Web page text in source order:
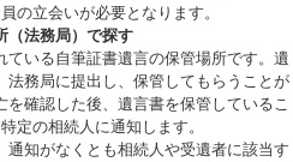
の立会いが必要となります。
（法務局）で探す
いる自筆証書遺言の保管場所です。遺
務局に提出し、保管してもらうことが
確認した後、遺言書を保管しているこ
定の相続人に通知します。
知がなくとも相続人や受遺者に該当す